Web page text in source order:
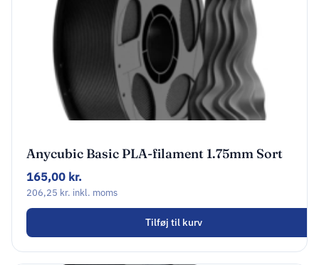
Anycubic Basic PLA-filament 1.75mm Sort
AHPLBK-107
165,00 kr.
206,25 kr. inkl. moms
Tilføj til kurv